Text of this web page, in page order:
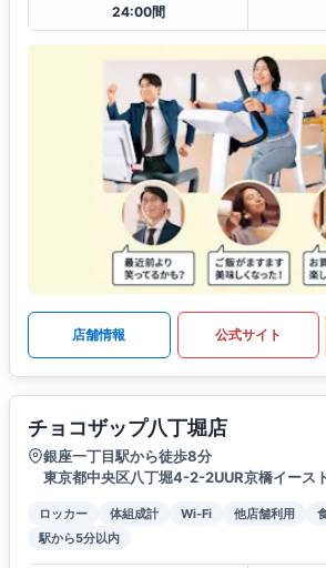
24:00間
店舗情報 公式サイト
チョコザップ八丁堀店
銀座一丁目駅から徒歩8分
東京都中央区八丁堀4-2-2UUR京橋イース
ロッカー 体組成計 Wi-Fi 他店舗利用
駅から5分以内